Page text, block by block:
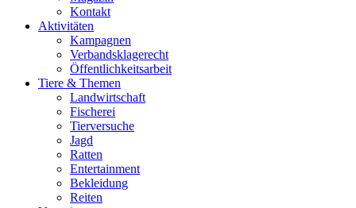
Kontakt
Aktivitäten
Kampagnen
Verbandsklagerecht
Öffentlichkeitsarbeit
Tiere & Themen
Landwirtschaft
Fischerei
Tierversuche
Jagd
Ratten
Entertainment
Bekleidung
Reiten